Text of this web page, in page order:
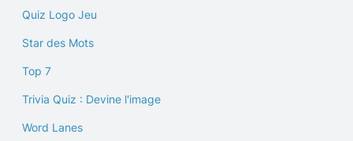
Quiz Logo Jeu
Star des Mots
Top 7
Trivia Quiz : Devine l'image
Word Lanes